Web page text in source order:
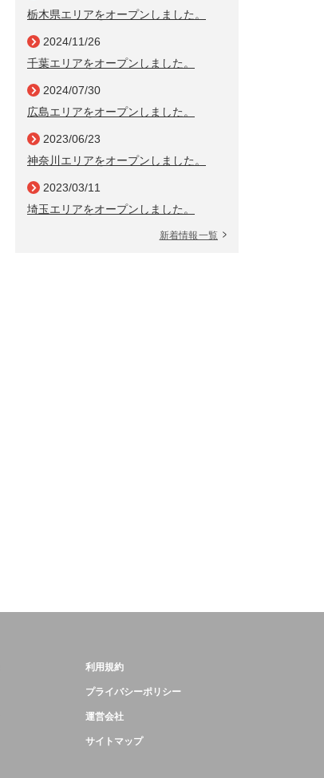
栃木県エリアをオープンしました。
2024/11/26
千葉エリアをオープンしました。
2024/07/30
広島エリアをオープンしました。
2023/06/23
神奈川エリアをオープンしました。
2023/03/11
埼玉エリアをオープンしました。
新着情報一覧
利用規約
プライバシーポリシー
運営会社
サイトマップ